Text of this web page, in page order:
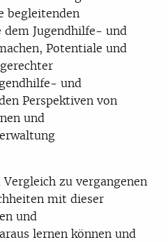
begleitenden
dem Jugendhilfe- und
Potentiale und
und
Perspektiven von
und
zu vergangenen
mit dieser
und
lernen können und